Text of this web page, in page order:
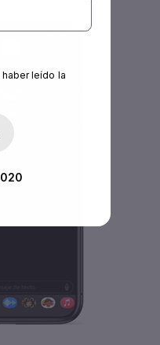
haber leído la